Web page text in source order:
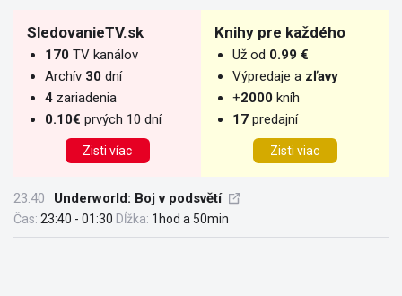
SledovanieTV.sk
170 TV kanálov
Archív 30 dní
4 zariadenia
0.10€ prvých 10 dní
Zisti víac
Knihy pre každého
Už od 0.99 €
Výpredaje a zľavy
+2000 kníh
17 predajní
Zisti viac
23:40 Underworld: Boj v podsvětí
Čas: 23:40 - 01:30 Dĺžka: 1hod a 50min